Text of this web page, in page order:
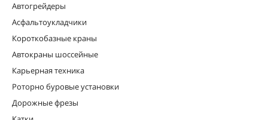
Автогрейдеры
Асфальтоукладчики
Короткобазные краны
Автокраны шоссейные
Карьерная техника
Роторно буровые установки
Дорожные фрезы